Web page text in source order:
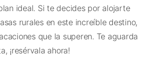
ideal. Si te decides por alojarte
rurales en este increíble destino,
que la superen. Te aguarda
¡resérvala ahora!